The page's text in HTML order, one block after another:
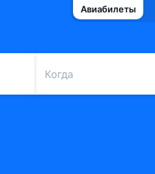
Авиабилеты
Когда